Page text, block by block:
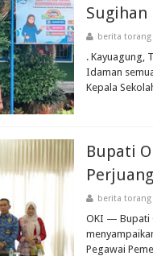
Sugihan
berita torang
. Kayuagung,
Idaman
Kepala
Bupati
berita torang
OKI — Bupati
Pegawai